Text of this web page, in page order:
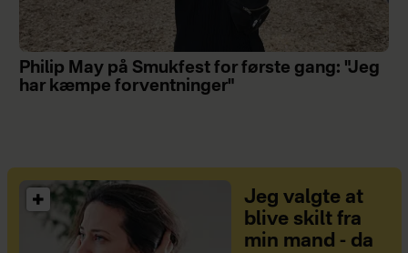
Philip May på Smukfest for første gang: "Jeg
har kæmpe forventninger"
Jeg valgte at
blive skilt fra
min mand - da